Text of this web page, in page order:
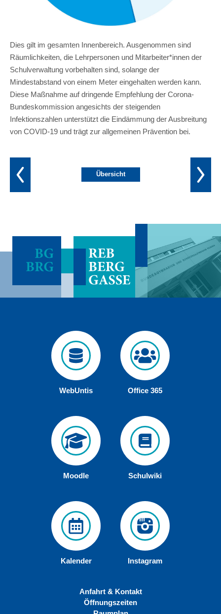
Dies gilt im gesamten Innenbereich. Ausgenommen sind
Räumlichkeiten, die Lehrpersonen und Mitarbeiter*innen der
Schulverwaltung vorbehalten sind, solange der
Mindestabstand von einem Meter eingehalten werden kann.
Diese Maßnahme auf dringende Empfehlung der Corona-
Bundeskommission angesichts der steigenden
Infektionszahlen unterstützt die Eindämmung der Ausbreitung
von COVID-19 und trägt zur allgemeinen Prävention bei.
Übersicht
WebUntis Office 365
Moodle Schulwiki
Kalender Instagram
Anfahrt & Kontakt
Öffnungszeiten